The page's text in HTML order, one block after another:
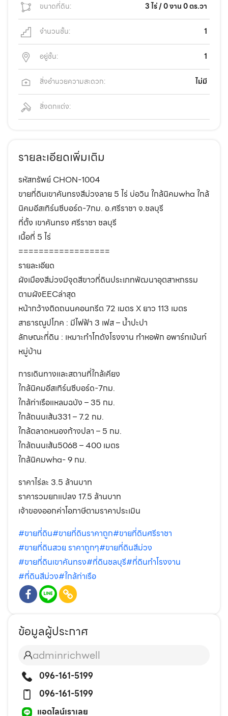
ขนาดที่ดิน: 3 ไร่ / 0 งาน 0 ตร.วา
จำนวนชั้น: 1
อยู่ชั้น: 1
สิ่งอำนวยความสะดวก: ไม่มี
สิ่งตกแต่ง:
รายละเอียดเพิ่มเติม
รหัสทรัพย์ CHON-1004
ขายที่ดินเขาคันทรงสีม่วงลาย 5 ไร่ บ่อวิน ใกล้นิคมwha ใกล้
นิคมอีสเทิร์นซีบอร์ด-7กม. อ.ศรีราชา จ.ชลบุรี
ที่ตั้ง เขาคันทรง ศรีราชา ชลบุรี
เนื้อที่ 5 ไร่
==================
รายละเอียด
ผังเมืองสีม่วงมีจุดสีขาวที่ดินประเภทพัฒนาอุตสาหกรรม
ตามผังEECล่าสุด
หน้ากว้างติดถนนคอนกรีต 72 เมตร X ยาว 113 เมตร
สาธารณูปโภค : มีไฟฟ้า 3 เฟส – น้ำปะปา
ลักษณะที่ดิน : เหมาะทำโกดังโรงงาน ทำหอพัก อพาร์ทเม้นท์
หมู่บ้าน
การเดินทางและสถานที่ใกล้เคียง
ใกล้นิคมอีสเทิร์นซีบอร์ด-7กม.
ใกล้ท่าเรือแหลมฉบัง – 35 กม.
ใกล้ถนนเส้น331 – 7.2 กม.
ใกล้ตลาดหนองก้างปลา – 5 กม.
ใกล้ถนนเส้น5068 – 400 เมตร
ใกล้นิคมwha- 9 กม.
ราคาไร่ละ 3.5 ล้านบาท
ราคารวมยกแปลง 17.5 ล้านบาท
เจ้าของออกค่าโอภาษีตามราคาประเมิน
#ขายที่ดิน#ขายที่ดินราคาถูก#ขายที่ดินศรีราชา
#ขายที่ดินสวย ราคาถูกๆ#ขายที่ดินสีม่วง
#ขายที่ดินเขาคันทรง#ที่ดินชลบุรี#ที่ดินทำโรงงาน
#ที่ดินสีม่วง#ใกล้ท่าเรือ
ข้อมูลผู้ประกาศ
adminrichwell
096-161-5199
096-161-5199
แอดไลน์เราเลย